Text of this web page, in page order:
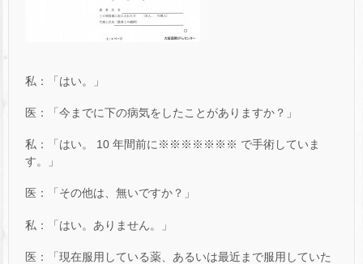
私：「はい。」
医：「今までに下の病気をしたことがありますか？」
私：「はい。 10 年間前に※※※※※※※ で手術していま
す。」
医：「その他は、無いですか？」
私：「はい。ありません。」
医：「現在服用している薬、あるいは最近まで服用していた